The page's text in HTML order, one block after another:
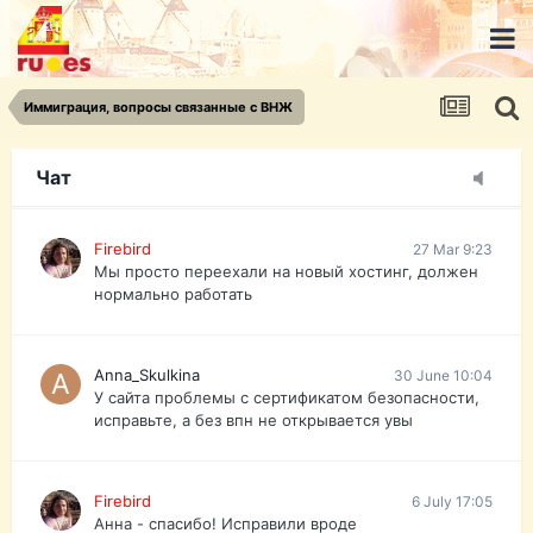
Иммиграция, вопросы связанные с ВНЖ
Чат
urist.dokument@gmail.com
https://pasport-ua.com/
Телеграмм @uristpassua
Firebird
Друзья - из России без VPN сайт и форум
Firebird 27 Mar 9:23
Мы просто переехали на новый хостинг, должен
нормально работать
Anna_Skulkina 30 June 10:04
У сайта проблемы с сертификатом безопасности,
исправьте, а без впн не открывается увы
Firebird 6 July 17:05
Анна - спасибо! Исправили вроде